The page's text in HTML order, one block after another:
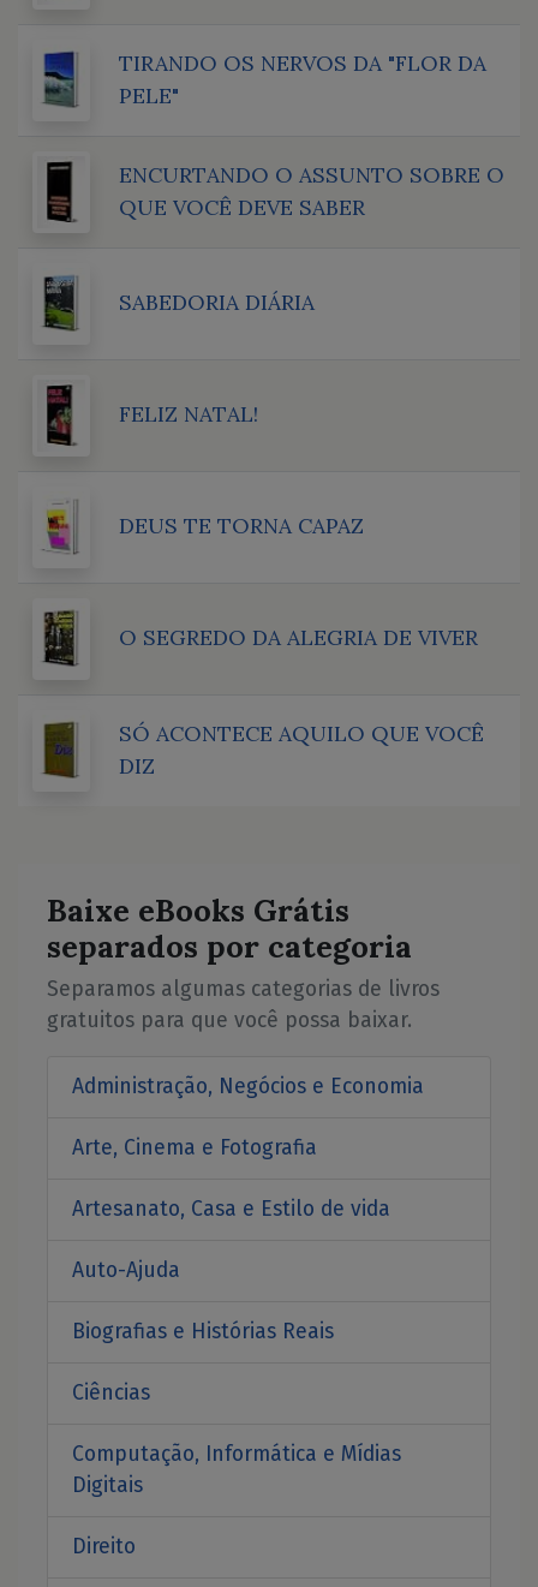
TIRANDO OS NERVOS DA "FLOR DA
PELE"
ENCURTANDO O ASSUNTO SOBRE O
QUE VOCÊ DEVE SABER
SABEDORIA DIÁRIA
FELIZ NATAL!
DEUS TE TORNA CAPAZ
O SEGREDO DA ALEGRIA DE VIVER
SÓ ACONTECE AQUILO QUE VOCÊ
DIZ
Baixe eBooks Grátis
separados por categoria
Separamos algumas categorias de livros
gratuitos para que você possa baixar.
Administração, Negócios e Economia
Arte, Cinema e Fotografia
Artesanato, Casa e Estilo de vida
Auto-Ajuda
Biografias e Histórias Reais
Ciências
Computação, Informática e Mídias
Digitais
Direito